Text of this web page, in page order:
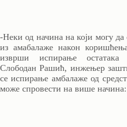
-Неки од начина на који могу
из амабалаже након
изврши испирање остатака
Слободан Рашић, инжењер
се испирање амбалаже од
може спровести на више начина: